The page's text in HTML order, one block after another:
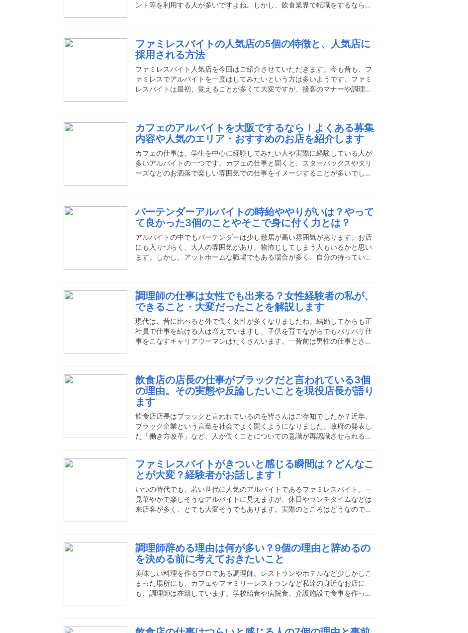
ント等を利用する人が多いですよね。しかし、飲食業界で転職をするなら転
求人情報や面接で判断するのはとても難しいことです。業界独自の情報や企
業情報に詳しい転職エージェントを利用することで、入社してからの「こん
なはずじゃなかった！」という失敗を防ぐことができます。今
ファミレスバイトの人気店の5個の特徴と、人気店に
採用される方法
ファミレスバイト人気店を今回はご紹介させていただきます。今も昔も、フ
ァミレスでアルバイトを一度はしてみたいという方は多いようです。ファミ
レスバイトは最初、覚えることが多くて大変ですが、接客のマナーや調理の
ァミレスバイトの大まかな仕事内容は、まず「ホール」「キッチン」「洗い
場」に分かれます。「ホール」はお客様の入店から退店までをお世話する係
で、テーブルへの誘導、注文の受け付け、料理のテーブルへの
カフェのアルバイトを大阪でするなら！よくある募集
内容や人気のエリア・おすすめのお店を紹介します
カフェの仕事は、学生を中心に経験してみたい人や実際に経験している人が
多いアルバイトの一つです。カフェの仕事と聞くと、スターバックスやタリ
ーズなどのお洒落で楽しい雰囲気での仕事をイメージすることが多いでしょ
阪にもお洒落で人気のカフェが沢山登場しています。今回は、カフェのアル
バイトを大阪でするならどのようなエリアが人気で、どのような募集内容が
多いのかなどについて紹介していきます。カフェの仕事ってど
バーテンダーアルバイトの時給ややりがいは？やって
て良かった3個のことやそこで身に付く力とは？
アルバイトの中でもバーテンダーは少し敷居が高い雰囲気があります。お店
にも入りづらく、大人の雰囲気があり、物怖じしてしまう人もいるかと思い
ます。しかし、アットホームな職場でもある場合が多く、自分の持っている
ンに併設しているバーカウンターでバーテンダーをしていました。その後、
個人でバーを経営しているオーナーさんに声を掛けられて、アルバイトとし
てではありますが、個人経営のバーでバーテンダーをしていま
調理師の仕事は女性でも出来る？女性経験者の私が、
できること・大変だったことを解説します
現代は、昔に比べると外で働く女性が多くなりましたね。結婚してからも正
社員で仕事を続ける人は増えていますし、子供を育てながらでもバリバリ仕
事をこなすキャリアウーマンはたくさんいます。一昔前は男性の仕事とされ
ことや大変だったことなどをお話していきましょう！私も女性ですが調理師
でもあります。女性ならではの大変なことも経験してきましたが、女性は調
理師に向いていると言う考えを持っています。女性だからこそ
飲食店の店長の仕事がブラックだと言われている3個
の理由。その実態や反論したいことを現役店長が語り
ます
飲食店店長はブラックと言われているのを皆さんはご存知でしたか？近年、
ブラック企業という言葉を社会でよく聞くようになりました。政府の発表し
た「働き方改革」など、人が働くことについての意識が再認識させられる時
か？ここでは、ブラックと言われている理由について経験者が詳しく解説し
ていきたいと思います。飲食店の店長の仕事がブラックだと言われている3
個の理由ここでは飲食店店長の仕事がブラックだと言われている理由をご紹
介します。1日にこなさなければならない業務が多く忙し過ぎ
ファミレスバイトがきついと感じる瞬間は？どんなこ
とが大変？経験者がお話します！
いつの時代でも、若い世代に人気のアルバイトであるファミレスバイト。一
見華やかで楽しそうなアルバイトに見えますが、休日やランチタイムなどは
来店客が多く、とても大変そうでもあります。実際のところはどうなのでし
りに憧れて、ファミレスバイトをやってみたいという方も少なくないのでは
ないでしょうか。また、パートタイムで働ける気軽さから、子育ての合間で
働きたい主婦の方もいらっしゃるでしょう。しかしながら、笑
調理師辞める理由は何が多い？9個の理由と辞めるの
を決める前に考えておきたいこと
美味しい料理を作るプロである調理師。レストランやホテルなど少しかしこ
まった場所にも、カフェやファミリーレストランなど私達の身近なお店に
も、調理師は在籍しています。学校給食や病院食、介護施設で食事を作って